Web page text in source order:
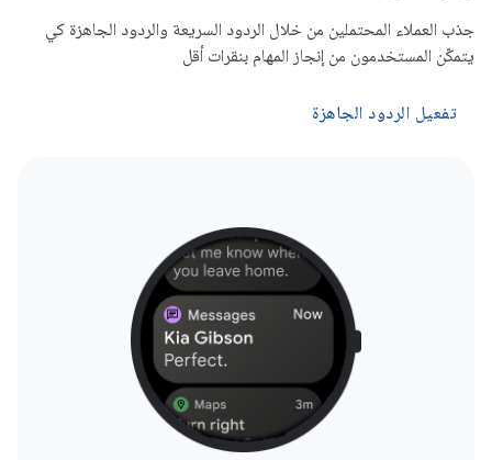
جذب العملاء المحتملين من خلال الردود السريعة والردود الجاهزة كي
يتمكّن المستخدمون من إنجاز المهام بنقرات أقل
تفعيل الردود الجاهزة